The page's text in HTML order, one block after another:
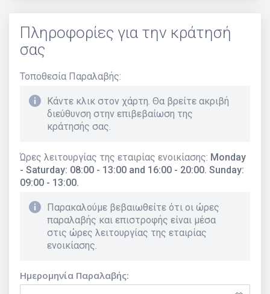
Πληροφορίες για την κράτησή
σας
Τοποθεσία Παραλαβής:
Κάντε κλικ στον χάρτη. Θα βρείτε ακριβή
διεύθυνση στην επιβεβαίωση της
κράτησής σας.
Ώρες λειτουργίας της εταιρίας ενοικίασης: Monday
- Saturday: 08:00 - 13:00 and 16:00 - 20:00. Sunday:
09:00 - 13:00.
Παρακαλούμε βεβαιωθείτε ότι οι ώρες
παραλαβής και επιστροφής είναι μέσα
στις ώρες λειτουργίας της εταιρίας
ενοικίασης.
Ημερομηνία Παραλαβής: